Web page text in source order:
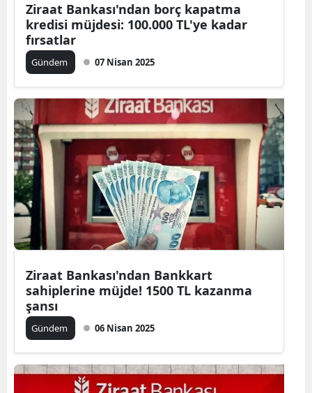
Ziraat Bankası'ndan borç kapatma
kredisi müjdesi: 100.000 TL'ye kadar
fırsatlar
Gündem 07 Nisan 2025
Ziraat Bankası'ndan Bankkart
sahiplerine müjde! 1500 TL kazanma
şansı
Gündem 06 Nisan 2025